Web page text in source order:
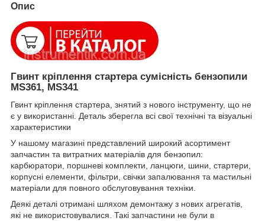
Опис
Гвинт кріплення стартера сумісність бензопили
MS361, MS341
Гвинт кріплення стартера, знятий з нового інструменту, що не
є у використанні. Деталь зберегла всі свої технічні та візуальні
характеристики
У нашому магазині представлений широкий асортимент
запчастин та витратних матеріалів для бензопил:
карбюратори, поршневі комплекти, ланцюги, шини, стартери,
корпусні елементи, фільтри, свічки запалювання та мастильні
матеріали для повного обслуговування техніки.
Деякі деталі отримані шляхом демонтажу з нових агрегатів,
які не використовувалися. Такі запчастини не були в